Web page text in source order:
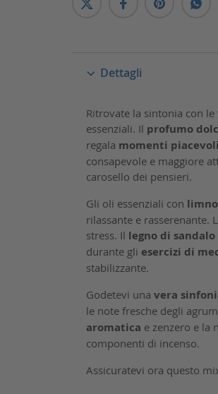
Dettagli
Ritrovate la sintonia con
essenziali. Il profumo
regala momenti
consapevole e maggiore
carosello dei pensieri.
Gli oli essenziali con
rilassante e
stress. Il legno di sandalo
durante gli esercizi di
stabilizzante.
Godetevi una vera
le note fresche degli
aromatica e zenzero e la
componenti di incenso.
Assicuratevi ora questo